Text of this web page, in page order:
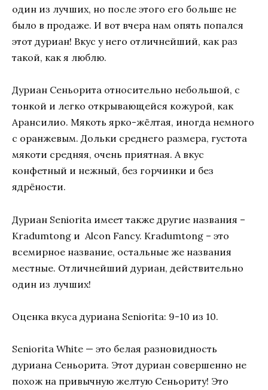
один из лучших, но после этого его больше не
было в продаже. И вот вчера нам опять попался
этот дуриан! Вкус у него отличнейший, как раз
такой, как я люблю.
Дуриан Сеньорита относительно небольшой, с
тонкой и легко открывающейся кожурой, как
Арансилио. Мякоть ярко-жёлтая, иногда немного
с оранжевым. Дольки среднего размера, густота
мякоти средняя, очень приятная. А вкус
конфетный и нежный, без горчинки и без
ядрёности.
Дуриан Seniorita имеет также другие названия –
Kradumtong и Alcon Fancy. Kradumtong – это
всемирное название, остальные же названия
местные. Отличнейший дуриан, действительно
один из лучших!
Оценка вкуса дуриана Seniorita: 9-10 из 10.
Seniorita White — это белая разновидность
дуриана Сеньорита. Этот дуриан совершенно не
похож на привычную желтую Сеньориту! Это